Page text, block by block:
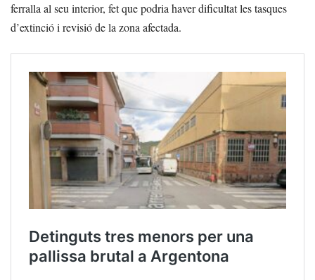
ferralla al seu interior, fet que podria haver dificultat les tasques
d’extinció i revisió de la zona afectada.